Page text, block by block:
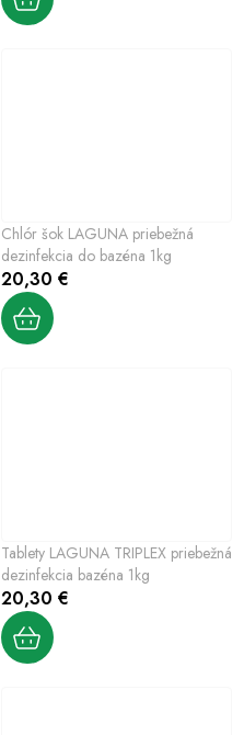
Chlór šok LAGUNA priebežná
dezinfekcia do bazéna 1kg
20,30 €
Tablety LAGUNA TRIPLEX priebežná
dezinfekcia bazéna 1kg
20,30 €